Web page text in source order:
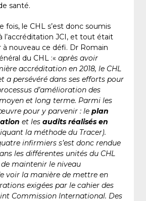
santé.
fois, le CHL s’est donc soumis
l’accréditation JCI, et tout était
nouveau ce défi. Dr Romain
du CHL :« après avoir
accréditation en 2018, le CHL
a persévéré dans ses efforts pour
d’amélioration des
et long terme. Parmi les
pour y parvenir : le plan
et les audits réalisés en
la méthode du Tracer).
infirmiers s’est donc rendue
les différentes unités du CHL
de maintenir le niveau
voir la manière de mettre en
exigées par le cahier des
Commission International. Des